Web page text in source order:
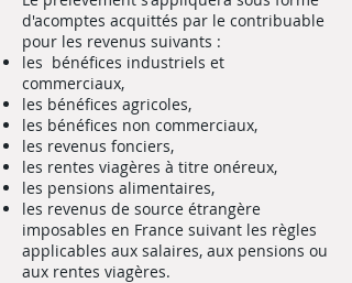
d'acomptes acquittés par le contribuable
pour les revenus suivants :
les bénéfices industriels et
commerciaux,
les bénéfices agricoles,
les bénéfices non commerciaux,
les revenus fonciers,
les rentes viagères à titre onéreux,
les pensions alimentaires,
les revenus de source étrangère
imposables en France suivant les règles
applicables aux salaires, aux pensions ou
aux rentes viagères.